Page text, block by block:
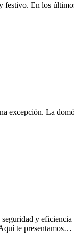
En los
excepción. La
y
te presentamos…